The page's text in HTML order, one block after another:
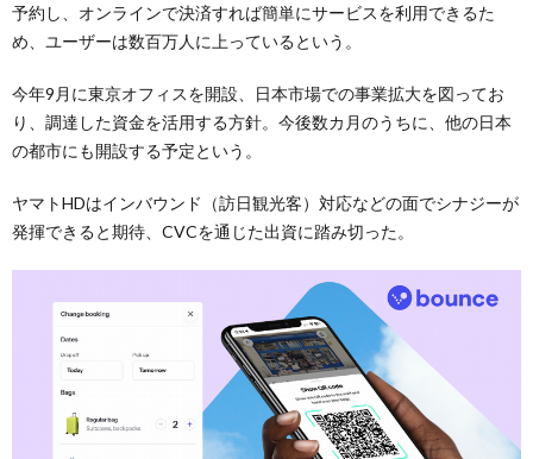
予約し、オンラインで決済すれば簡単にサービスを利用できるた
め、ユーザーは数百万人に上っているという。
今年9月に東京オフィスを開設、日本市場での事業拡大を図ってお
り、調達した資金を活用する方針。今後数カ月のうちに、他の日本
の都市にも開設する予定という。
ヤマトHDはインバウンド（訪日観光客）対応などの面でシナジーが
発揮できると期待、CVCを通じた出資に踏み切った。